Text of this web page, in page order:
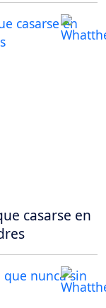
casarse en